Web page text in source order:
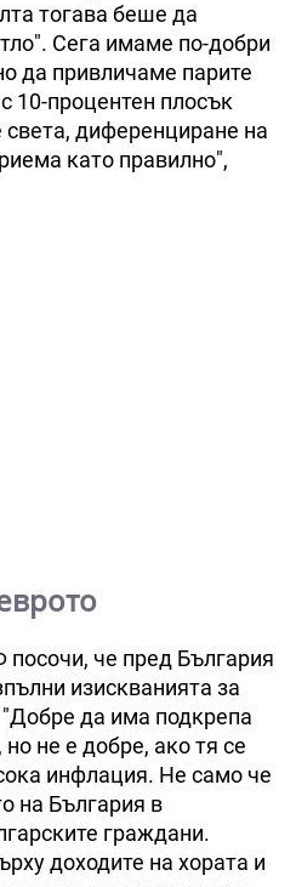
тогава беше да
Сега имаме по-добри
да привличаме парите
10-процентен плосък
диференциране на
като правилно",
че пред България
изискванията за
да има подкрепа
не е добре, ако тя се
инфлация. Не само че
на България в
граждани.
доходите на хората и